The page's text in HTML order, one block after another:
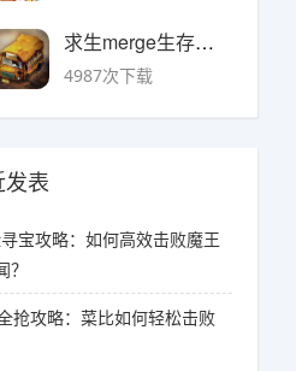
求生merge生存之地手机版 v1.48.0安卓版
4987次下载
发表
宝攻略：如何高效击败魔王
？
抢攻略：菜比如何轻松击败